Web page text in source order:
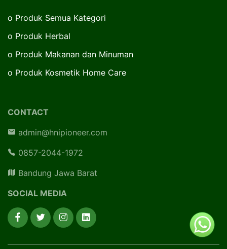
o Produk Semua Kategori
o Produk Herbal
o Produk Makanan dan Minuman
o Produk Kosmetik Home Care
CONTACT
admin@hnipioneer.com
0857-2044-1972
Bandung Jawa Barat
SOCIAL MEDIA